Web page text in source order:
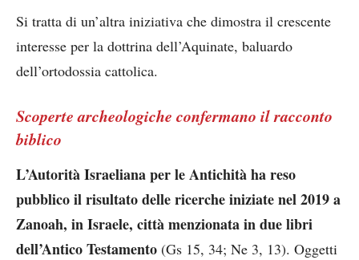
Si tratta di un’altra iniziativa che dimostra il crescente
interesse per la dottrina dell’Aquinate, baluardo
dell’ortodossia cattolica.
Scoperte archeologiche confermano il racconto
biblico
L’Autorità Israeliana per le Antichità ha reso
pubblico il risultato delle ricerche iniziate nel 2019 a
Zanoah, in Israele, città menzionata in due libri
dell’Antico Testamento (Gs 15, 34; Ne 3, 13). Oggetti